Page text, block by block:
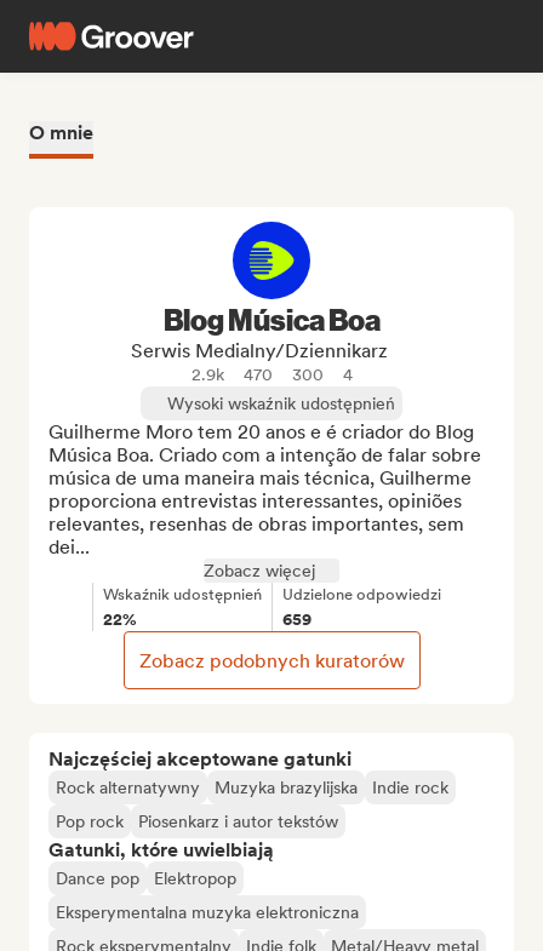
O mnie
Najczęściej akceptowane gatunki
Rock alternatywny Muzyka brazylijska
Indie rock
Pop rock
Piosenkarz i autor tekstów
Gatunki, które uwielbiają
Dance pop
Elektropop
Eksperymentalna muzyka elektroniczna
Rock eksperymentalny
Indie folk
Metal/Heavy metal
Blog Música Boa
Serwis Medialny/Dziennikarz
2.9k 470 300
4
Wysoki wskaźnik udostępnień
Guilherme Moro tem 20 anos e é criador do Blog
Música Boa. Criado com a intenção de falar sobre
música de uma maneira mais técnica, Guilherme
proporciona entrevistas interessantes, opiniões
relevantes, resenhas de obras importantes, sem
dei...
Zobacz więcej
Wskaźnik udostępnień
22%
Udzielone odpowiedzi
659
Zobacz podobnych kuratorów